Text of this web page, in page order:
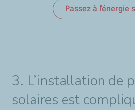
Passez à l’énergie
3. L’installation de
solaires est